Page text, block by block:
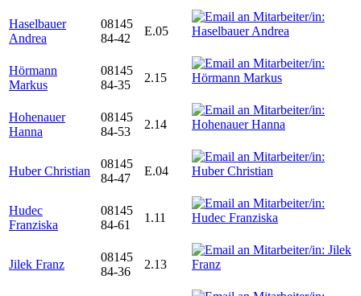
Haselbauer
Andrea
08145
84-42
E.05
Hörmann
Markus
08145
84-35
2.15
Hohenauer
Hanna
08145
84-53
2.14
Huber Christian
08145
84-47
E.04
Hudec
Franziska
08145
84-61
1.11
Jilek Franz
08145
84-36
2.13